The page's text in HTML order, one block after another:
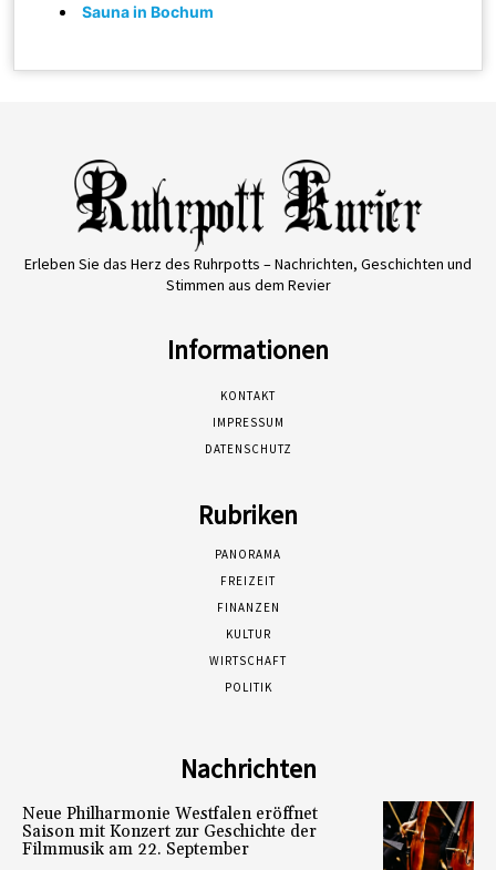
Sauna in Bochum
Erleben Sie das Herz des Ruhrpotts – Nachrichten, Geschichten und
Stimmen aus dem Revier
Informationen
KONTAKT
IMPRESSUM
DATENSCHUTZ
Rubriken
PANORAMA
FREIZEIT
FINANZEN
KULTUR
WIRTSCHAFT
POLITIK
Nachrichten
Neue Philharmonie Westfalen eröffnet
Saison mit Konzert zur Geschichte der
Filmmusik am 22. September